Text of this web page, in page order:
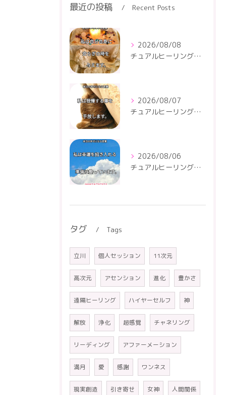
最近の投稿 Recent Posts
2026/08/08
チュアルヒーリングセンター
2026/08/07
チュアルヒーリングセンター
2026/08/06
チュアルヒーリングセンター
タグ Tags
立川 個人セッション 11次元
高次元 アセンション 進化 豊かさ
遠隔ヒーリング ハイヤーセルフ 神
解放 浄化 超感覚 チャネリング
リーディング アファーメーション
満月 愛 感謝 ワンネス
現実創造 引き寄せ 女神 人間関係